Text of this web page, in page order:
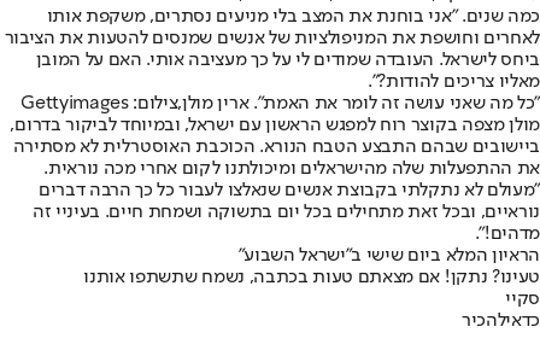
כמה שנים. "אני בוחנת את המצב בלי מניעים נסתרים, משקפת אותו
לאחרים וחושפת את המניפולציות של אנשים שמנסים להטעות את הציבור
ביחס לישראל. העובדה שמודים לי על כך מעציבה אותי. האם על המובן
מאליו צריכים להודות?".
"כל מה שאני עושה זה לומר את האמת". ארין מולן,צילום: Gettyimages
מולן מצפה בקוצר רוח למפגש הראשון עם ישראל, ובמיוחד לביקור בדרום,
ביישובים שבהם התבצע הטבח הנורא. הכוכבת האוסטרלית לא מסתירה
את ההתפעלות שלה מהישראלים ומיכולתנו לקום אחרי מכה נוראית.
"מעולם לא נתקלתי בקבוצת אנשים שנאלצו לעבור כל כך הרבה דברים
נוראיים, ובכל זאת מתחילים בכל יום בתשוקה ושמחת חיים. בעיניי זה
מדהים!".
הראיון המלא ביום שישי ב"ישראל השבוע"
טעינו? נתקן! אם מצאתם טעות בכתבה, נשמח שתשתפו אותנו
סקיי
כדאילהכיר